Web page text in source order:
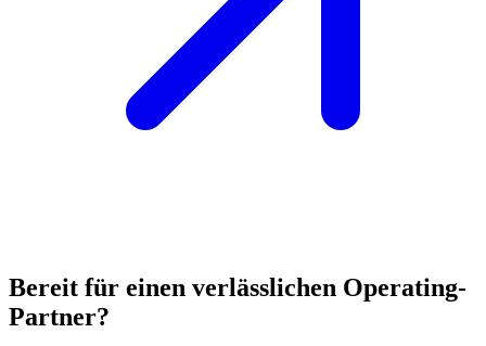
Bereit für einen verlässlichen Operating-
Partner?